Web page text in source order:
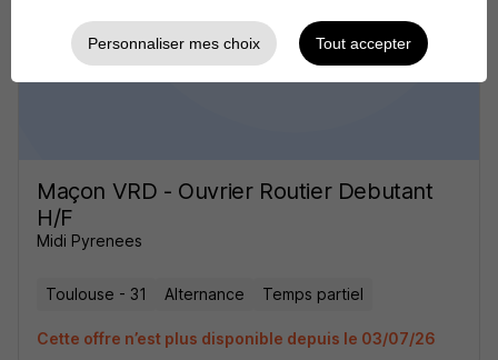
Cette offre n’est plus disponible depuis le 03/07/26
Maçon VRD - Ouvrier Routier Debutant
H/F
Midi Pyrenees
Toulouse - 31 Alternance Temps partiel
Cette offre n’est plus disponible depuis le 03/07/26
Personnaliser mes choix Tout accepter